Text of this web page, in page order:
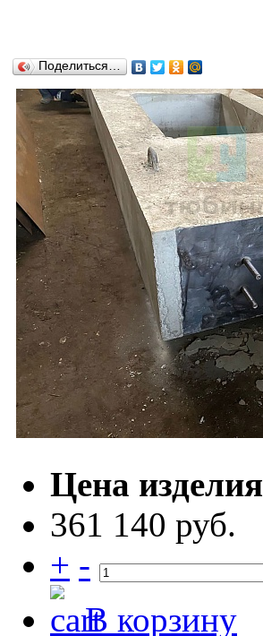
Поделиться…
Цена изделия
361 140 руб.
+ -
В корзину